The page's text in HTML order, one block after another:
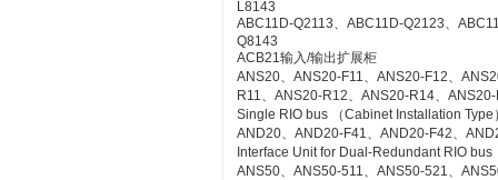
L8143
ABC11D-Q2113、ABC11D-Q2123、
Q8143
ACB21输入/输出扩展柜
ANS20、ANS20-F11、ANS20-F12、
R11、ANS20-R12、ANS20-R14、
Single RIO bus （Cabinet Installation Type
AND20、AND20-F41、AND20-F42、
Interface Unit for Dual-Redundant RIO
ANS50、ANS50-511、ANS50-521、